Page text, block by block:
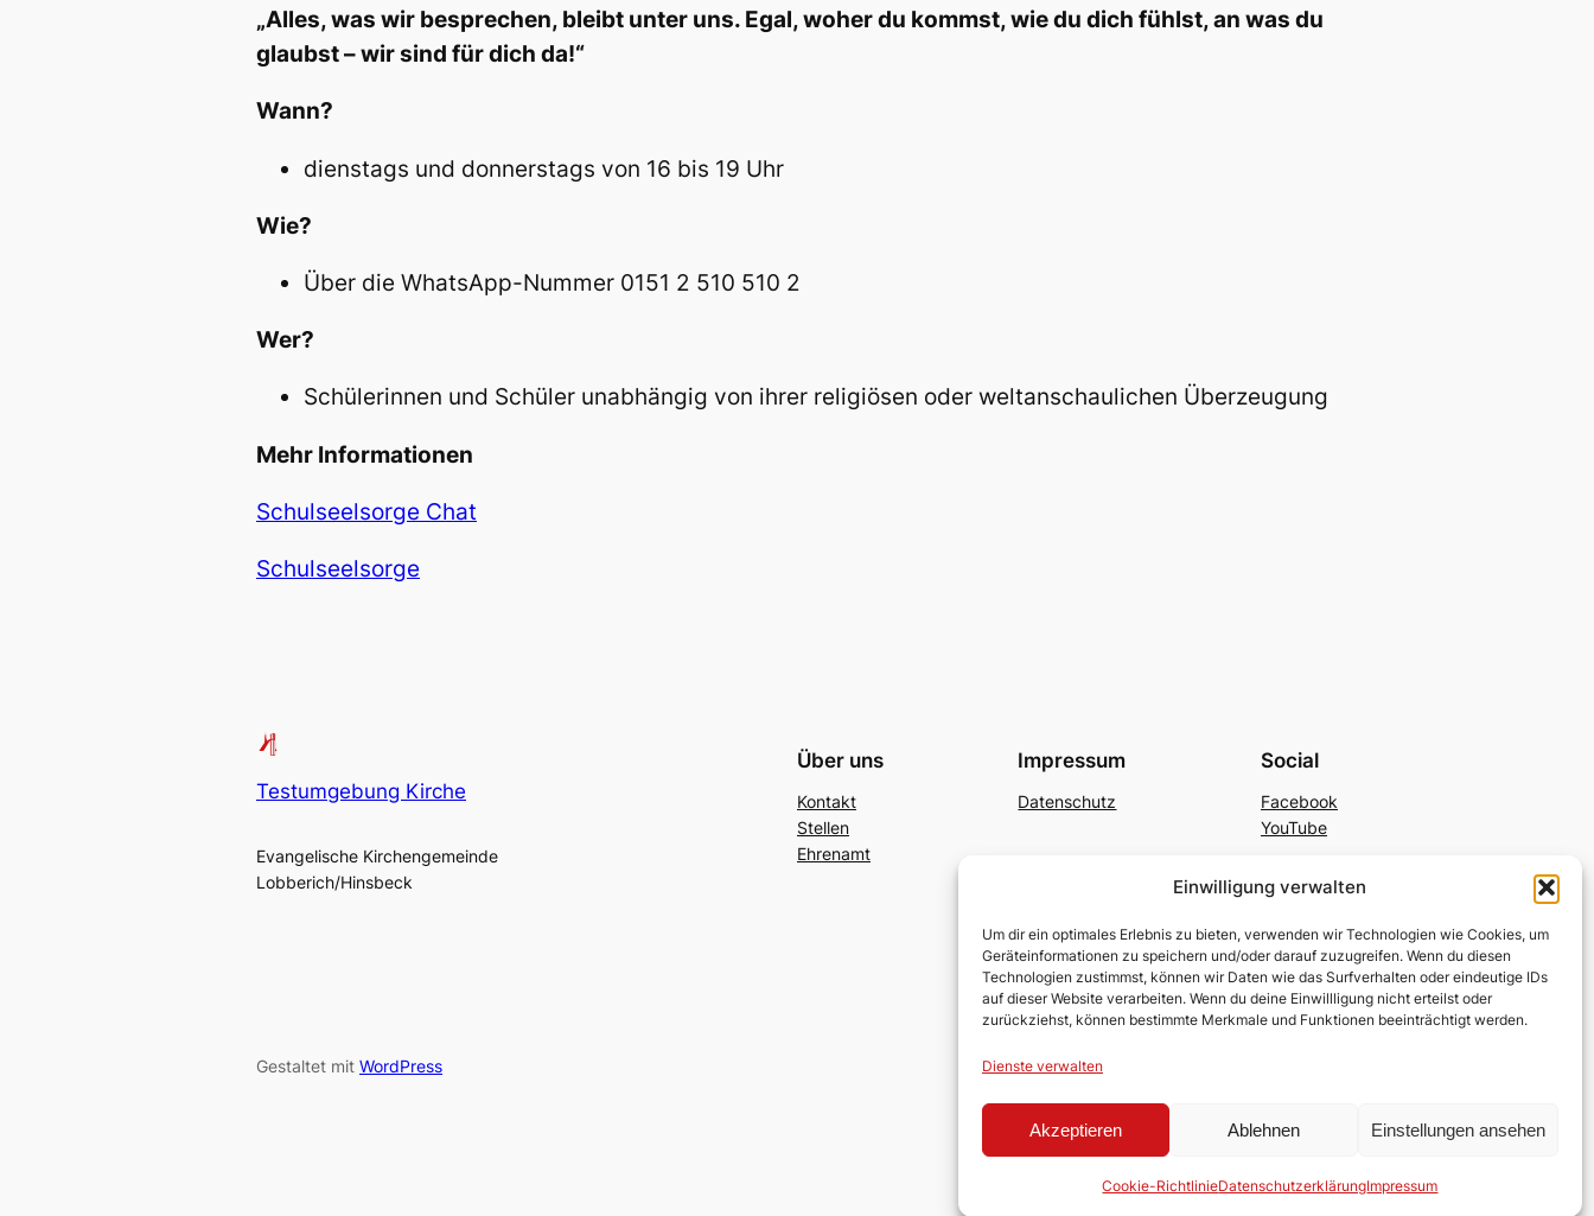
Einwilligung verwalten
Um dir ein optimales Erlebnis zu bieten, verwenden wir Technologien wie Cookies, um
Geräteinformationen zu speichern und/oder darauf zuzugreifen. Wenn du diesen
Technologien zustimmst, können wir Daten wie das Surfverhalten oder eindeutige IDs
auf dieser Website verarbeiten. Wenn du deine Einwillligung nicht erteilst oder
zurückziehst, können bestimmte Merkmale und Funktionen beeinträchtigt werden.
Dienste verwalten
Akzeptieren Ablehnen Einstellungen ansehen
Cookie-RichtlinieDatenschutzerklärungImpressum
„Alles, was wir besprechen, bleibt unter uns. Egal, woher du kommst, wie du dich fühlst, an was du
glaubst – wir sind für dich da!“
Wann?
dienstags und donnerstags von 16 bis 19 Uhr
Wie?
Über die WhatsApp-Nummer 0151 2 510 510 2
Wer?
Schülerinnen und Schüler unabhängig von ihrer religiösen oder weltanschaulichen Überzeugung
Mehr Informationen
Schulseelsorge Chat
Schulseelsorge
Testumgebung Kirche
Evangelische Kirchengemeinde
Lobberich/Hinsbeck
Über uns
Kontakt
Stellen
Ehrenamt
Impressum
Datenschutz
Social
Facebook
YouTube
Gestaltet mit WordPress